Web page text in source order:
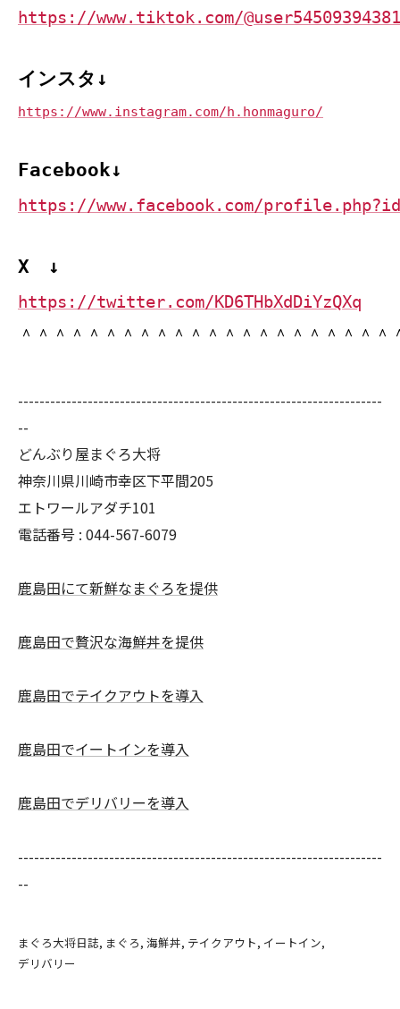
https://www.tiktok.com/
インスタ↓
https://www.instagram.com/h.honmaguro/
Facebook↓
https://www.facebook.com/
X ↓
https://twitter.com/KD6THbXdDiYzQXq
＾＾＾＾＾＾＾＾＾＾＾＾＾＾＾＾＾＾＾＾＾
--------------------------------------------------------------------
--
どんぶり屋まぐろ大将
神奈川県川崎市幸区下平間205
エトワールアダチ101
電話番号 : 044-567-6079
鹿島田にて新鮮なまぐろを提供
鹿島田で贅沢な海鮮丼を提供
鹿島田でテイクアウトを導入
鹿島田でイートインを導入
鹿島田でデリバリーを導入
--------------------------------------------------------------------
--
まぐろ大将日誌 まぐろ 海鮮丼 テイクアウト イートイン
デリバリー